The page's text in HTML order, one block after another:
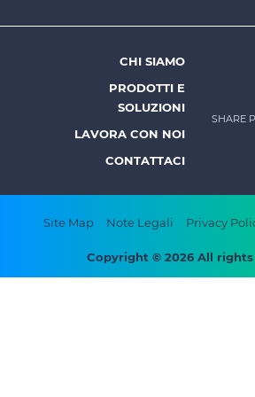
Prysmian
Footer
menu
Prysmian
CHI SIAMO
PRODOTTI E
SOLUZIONI
LAVORA CON NOI
CONTATTACI
SHARE
Footer
bottom
menu
Site Map Note Legali Privacy
Copyright © 2026 All rights